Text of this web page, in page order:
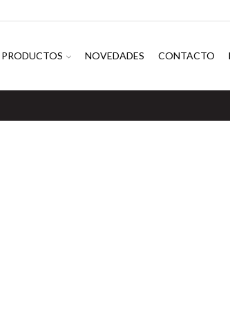
PRODUCTOS NOVEDADES CONTACTO